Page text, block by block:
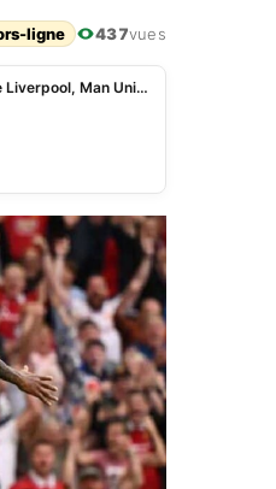
ligne 437vues
PL: Arsenal chute à Everton, Wolverhampton terrasse Liverpool, Man United solide contre Crystal Palace